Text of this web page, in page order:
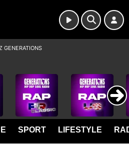
SPORT LIFESTYLE
GENERATIONS